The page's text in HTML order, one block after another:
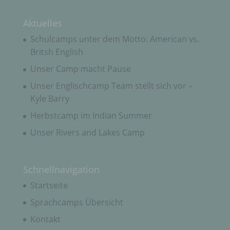
Aktuelles
Schulcamps unter dem Motto: American vs.
Britsh English
Unser Camp macht Pause
Unser Englischcamp Team stellt sich vor –
Kyle Barry
Herbstcamp im Indian Summer
Unser Rivers and Lakes Camp
Schnellnavigation
Startseite
Sprachcamps Übersicht
Kontakt
Verantwortlichen
Verantwortlicher im Sinne der Datenschutz-
der Europäischen Union geltenden
Datenschutzgesetze und anderer Bestimmungen
mit datenschutzrechtlichem Charakter ist die:
Deutschland
+49 (0) 8327-930 797
E-Mail: info@sprachcamp-allgaeu.de